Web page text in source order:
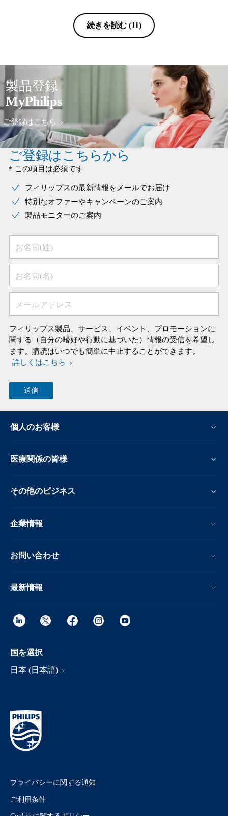
ると、そのゴムが少し剥がれかかった
りします。そこを改良してもらえれば
星を追加します。
続きを読む (11)
製品登録
MyPhilips
ご登録はこちら
ご登録はこちらから
* この項目は必須です
フィリップスの最新情報をメールでお届け
特別なオファーやキャンペーンのご案内
製品モニターのご案内
お名前(姓)
お名前(名)
メールアドレス
フィリップス製品、サービス、イベント、プロモーションに
関する（自分の嗜好や行動に基づいた）情報の受信を希望し
ます。購読はいつでも簡単に中止することができます。
詳しくはこちら
個人のお客様
医療関係の皆様
その他のビジネス
企業情報
お問い合わせ
最新情報
国を選択
日本 (日本語)
プライバシーに関する通知
ご利用条件